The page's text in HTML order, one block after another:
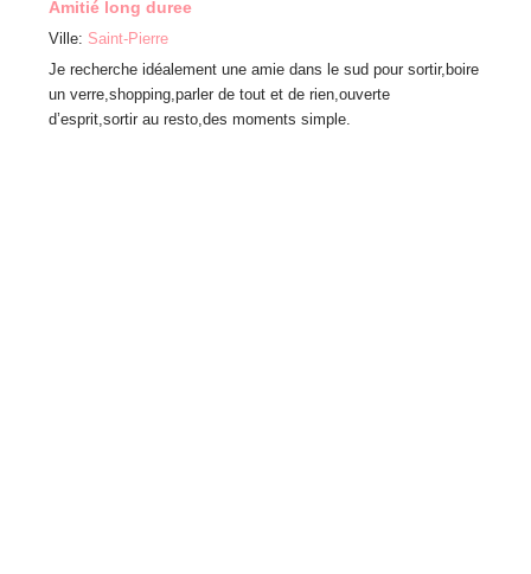
Amitié long duree
Ville: Saint-Pierre
Je recherche idéalement une amie dans le sud pour sortir,boire
un verre,shopping,parler de tout et de rien,ouverte
d’esprit,sortir au resto,des moments simple.